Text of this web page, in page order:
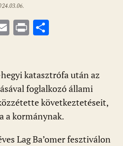
E
l
Pr
m
e
g
katasztrófa után az
foglalkozó állami
következtetéseit,
a kormánynak.
Lag Ba’omer fesztiválon